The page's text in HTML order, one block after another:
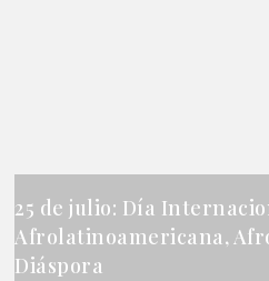
25 de julio: Día
Afrolatinoamericana,
Diáspora